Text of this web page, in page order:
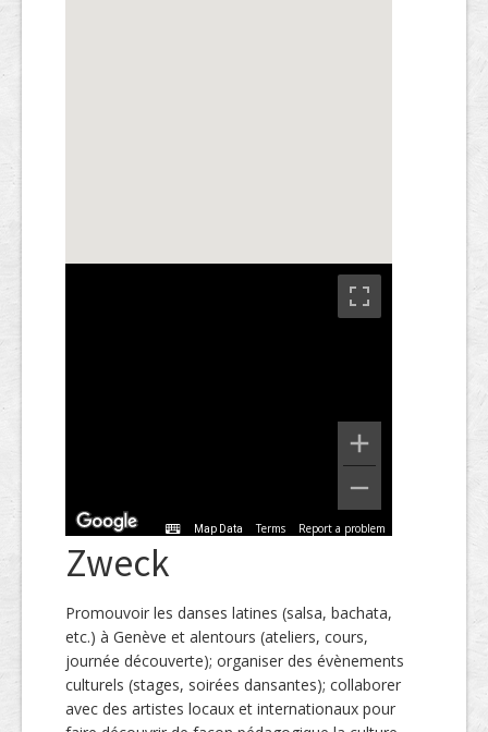
Map Data Terms Report a problem
Zweck
Promouvoir les danses latines (salsa, bachata,
etc.) à Genève et alentours (ateliers, cours,
journée découverte); organiser des évènements
culturels (stages, soirées dansantes); collaborer
avec des artistes locaux et internationaux pour